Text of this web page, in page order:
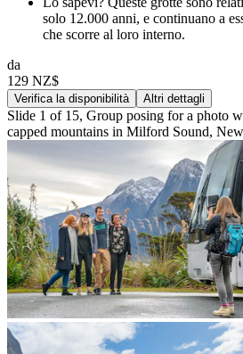
solo 12.000 anni, e continuano a
che scorre al loro interno.
da
129 NZ$
Verifica la disponibilità Altri dettagli
Slide 1 of 15, Group posing for a photo
capped mountains in Milford Sound,